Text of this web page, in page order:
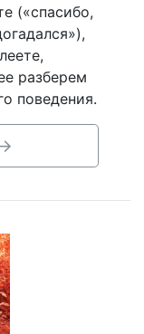
(«спасибо,
разберем
поведения.